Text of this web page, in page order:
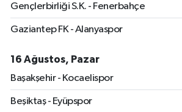
Gençlerbirliği S.K. - Fenerbahçe
Gaziantep FK - Alanyaspor
16 Ağustos, Pazar
Başakşehir - Kocaelispor
Beşiktaş - Eyüpspor